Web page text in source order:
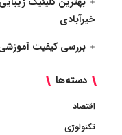
خیرآبادی
بررسی کیفیت
دسته‌ها
اقتصاد
تکنولوژی